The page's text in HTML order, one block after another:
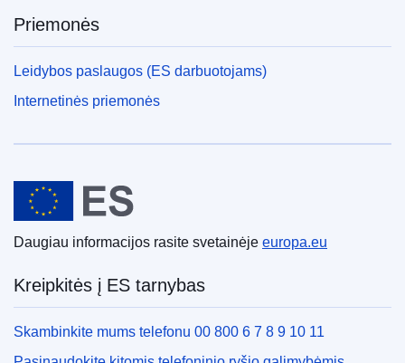
Priemonės
Leidybos paslaugos (ES darbuotojams)
Internetinės priemonės
Europos Sąjunga
Daugiau informacijos rasite svetainėje europa.eu
Kreipkitės į ES tarnybas
Skambinkite mums telefonu 00 800 6 7 8 9 10 11